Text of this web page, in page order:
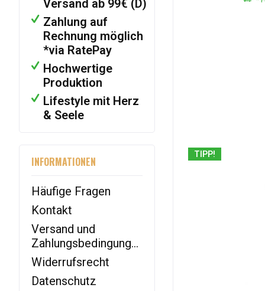
Biobaumwolle
Polyester
Viskose
Versand ab 99€ (D)
Zahlung auf
Rechnung möglich
*via RatePay
Hochwertige
Produktion
Lifestyle mit Herz
& Seele
INFORMATIONEN
Häufige Fragen
Kontakt
Versand und
Zahlungsbedingungen
Widerrufsrecht
Datenschutz
TIPP!